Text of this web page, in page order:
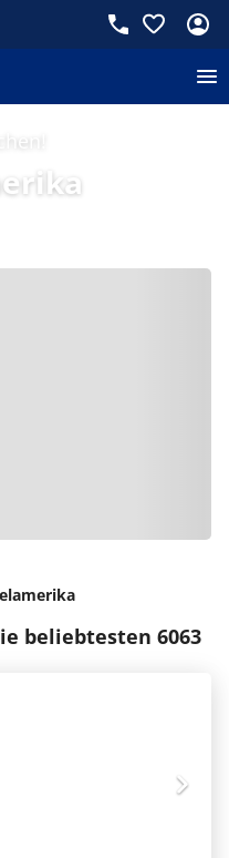
beliebtesten 6063